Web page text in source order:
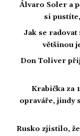
Álvaro Soler a
si
Jak se
většinou
Don Toliver
Krabička za
opraváře, jindy
Rusko zjistilo,